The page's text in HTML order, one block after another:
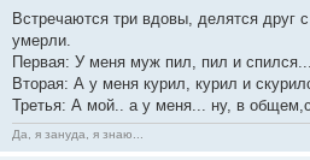
Встречаются три вдовы, делятся друг
умерли.
Первая: У меня муж пил, пил и спился...
Вторая: А у меня курил, курил и
Третья: А мой.. а у меня... ну, в
Да, я зануда, я знаю...